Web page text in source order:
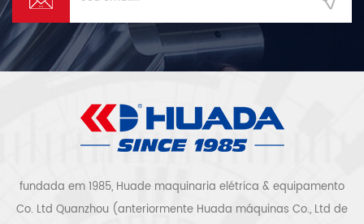
fundada em 1985, Huade maquinaria elétrica & equipamento
Co. Ltd Quanzhou (anteriormente Huada máquinas Co., Ltd de